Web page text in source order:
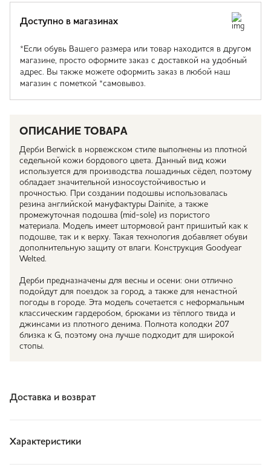
Доступно в магазинах
*Если обувь Вашего размера или товар находится в другом
магазине, просто оформите заказ с доставкой на удобный
адрес. Вы также можете оформить заказ в любой наш
магазин с пометкой *самовывоз.
ОПИСАНИЕ ТОВАРА
Дерби Berwick в норвежском стиле выполнены из плотной
седельной кожи бордового цвета. Данный вид кожи
используется для производства лошадиных сёдел, поэтому
обладает значительной износоустойчивостью и
прочностью. При создании подошвы использовалась
резина английской мануфактуры Dainite, а также
промежуточная подошва (mid-sole) из пористого
материала. Модель имеет штормовой рант пришитый как к
подошве, так и к верху. Такая технология добавляет обуви
дополнительную защиту от влаги. Конструкция Goodyear
Welted.
Дерби предназначены для весны и осени: они отлично
подойдут для поездок за город, а также для ненастной
погоды в городе. Эта модель сочетается с неформальным
классическим гардеробом, брюками из тёплого твида и
джинсами из плотного денима. Полнота колодки 207
близка к G, поэтому она лучше подходит для широкой
стопы.
Доставка и возврат
Характеристики